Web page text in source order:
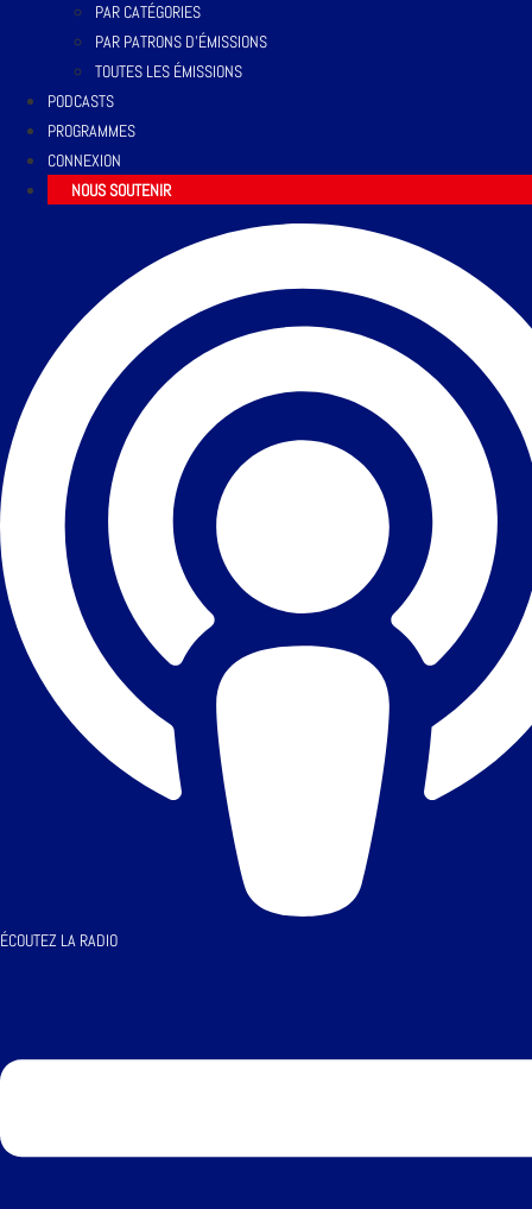
PAR CATÉGORIES
PAR PATRONS D’ÉMISSIONS
TOUTES LES ÉMISSIONS
PODCASTS
PROGRAMMES
CONNEXION
NOUS SOUTENIR
ÉCOUTEZ LA RADIO